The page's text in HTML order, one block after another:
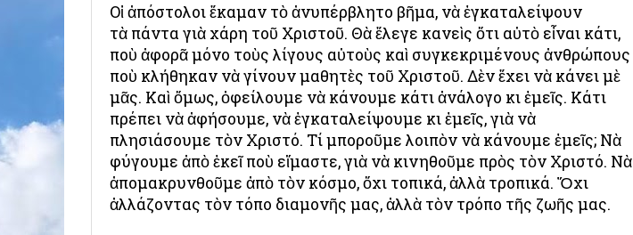
Οἱ ἀπόστολοι ἔκαμαν τὸ ἀνυπέρβλητο βῆμα, νὰ ἐγκαταλείψουν
τὰ πάντα γιὰ χάρη τοῦ Χριστοῦ. Θὰ ἔλεγε κανεὶς ὅτι αὐτὸ εἶναι κάτι,
ποὺ ἀφορᾶ μόνο τοὺς λίγους αὐτοὺς καὶ συγκεκριμένους ἀνθρώπους
ποὺ κλήθηκαν νὰ γίνουν μαθητὲς τοῦ Χριστοῦ. Δὲν ἔχει νὰ κάνει μὲ
μᾶς. Καὶ ὅμως, ὀφείλουμε νὰ κάνουμε κάτι ἀνάλογο κι ἐμεῖς. Κάτι
πρέπει νὰ ἀφήσουμε, νὰ ἐγκαταλείψουμε κι ἐμεῖς, γιὰ νὰ
πλησιάσουμε τὸν Χριστό. Τί μποροῦμε λοιπὸν νὰ κάνουμε ἐμεῖς; Νὰ
φύγουμε ἀπὸ ἐκεῖ ποὺ εἴμαστε, γιὰ νὰ κινηθοῦμε πρὸς τὸν Χριστό. Νὰ
ἀπομακρυνθοῦμε ἀπὸ τὸν κόσμο, ὄχι τοπικά, ἀλλὰ τροπικά. Ὄχι
ἀλλάζοντας τὸν τόπο διαμονῆς μας, ἀλλὰ τὸν τρόπο τῆς ζωῆς μας.